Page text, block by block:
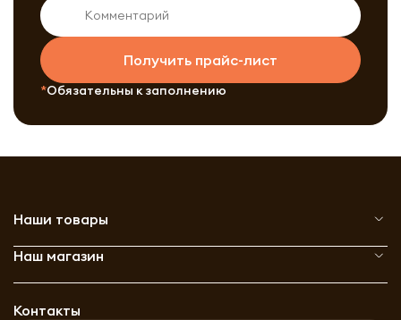
Получить прайс-лист
Обязательны к заполнению
Наши товары
Наш магазин
Контакты